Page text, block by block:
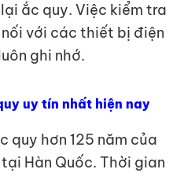
ắc quy. Việc kiểm tra
với các thiết bị điện
ghi nhớ.
uy tín nhất hiện nay
quy hơn 125 năm của
Hàn Quốc. Thời gian